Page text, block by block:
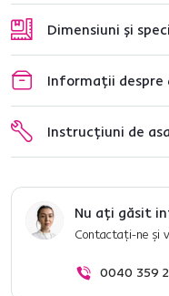
Dimensiuni și
Informații despre
Instrucțiuni de
Nu ați găsit
Contactați-ne și
0040 359